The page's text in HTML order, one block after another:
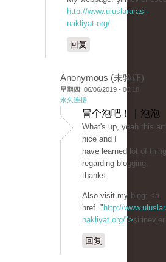
http://www.uluslararasi-
nakliyat.org/
回复
Anonymous (未验证)
星期四, 06/06/2019 - 00:18
永久连接
冒个泡吧！ | 泡泡
What's up, yeah this
nice and I
have learned lot of
regarding blogging.
thanks.
Also visit my blog: <a
href=" http://
nakliyat.org/">
回复